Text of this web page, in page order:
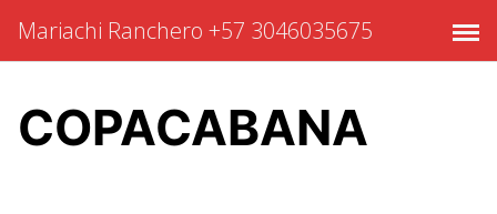
contenido
Mariachi Ranchero +57 3046035675
COPACABANA